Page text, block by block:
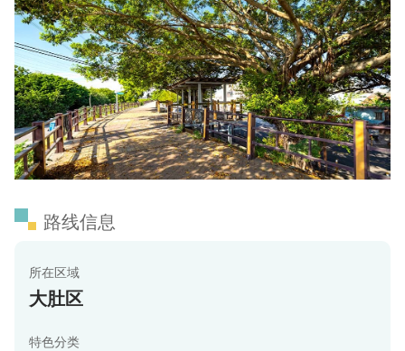
路线信息
所在区域
大肚区
特色分类